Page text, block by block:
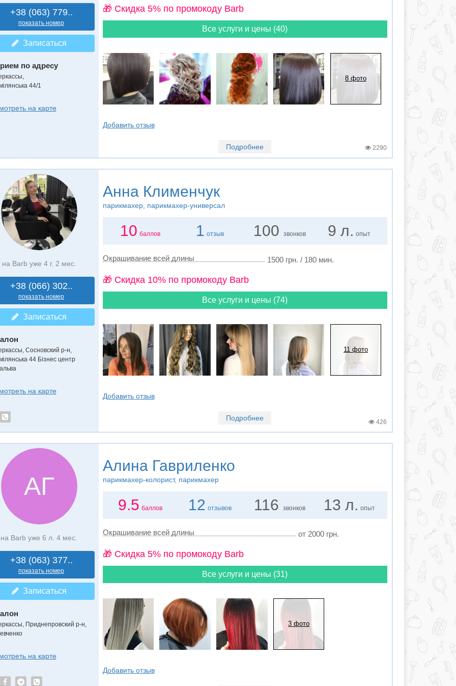
+38 (063) 779..
показать номер
Записаться
по адресу
44/1
на карте
🎁 Cкидка 5% по промокоду Barb
Все услуги и цены (40)
8 фото
Добавить отзыв
Подробнее 2290
на Barb уже 4 г. 2 мес.
+38 (066) 302..
показать номер
Записаться
Сосновский р-н,
44 Бізнес центр
на карте
Анна Клименчук
парикмахер, парикмахер-универсал
10 баллов 1 отзыв 100 звонков 9 л. опыт
Окрашивание всей длины 1500 грн. / 180 мин.
🎁 Cкидка 10% по промокоду Barb
Все услуги и цены (74)
11 фото
Добавить отзыв
Подробнее
426
АГ
на Barb уже 6 л. 4 мес.
+38 (063) 377..
показать номер
Записаться
Приднепровский р-н,
на карте
Алина Гавриленко
парикмахер-колорист, парикмахер
9.5 баллов 12 отзывов 116 звонков 13 л. опыт
Окрашивание всей длины от 2000 грн.
🎁 Cкидка 5% по промокоду Barb
Все услуги и цены (31)
3 фото
Добавить отзыв